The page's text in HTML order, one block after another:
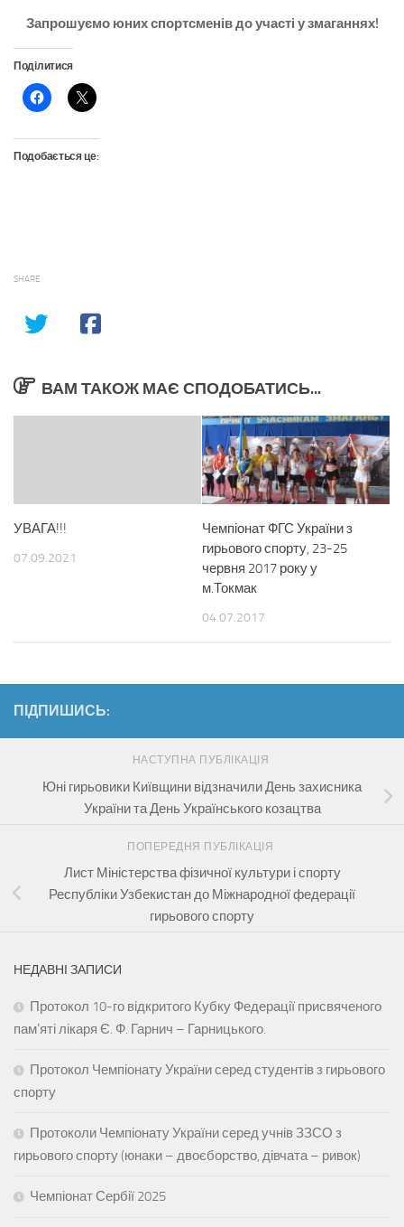
Запрошуємо юних спортсменів до участі у змаганнях!
Поділитися
Подобається це:
SHARE
ВАМ ТАКОЖ МАЄ СПОДОБАТИСЬ...
УВАГА!!!
07.09.2021
Чемпіонат ФГС України з
гирьового спорту, 23-25
червня 2017 року у
м.Токмак
04.07.2017
ПІДПИШИСЬ:
НАСТУПНА ПУБЛІКАЦІЯ
Юні гирьовики Київщини відзначили День захисника
України та День Українського козацтва
ПОПЕРЕДНЯ ПУБЛІКАЦІЯ
Лист Міністерства фізичної культури і спорту
Республіки Узбекистан до Міжнародної федерації
гирьового спорту
НЕДАВНІ ЗАПИСИ
Протокол 10-го відкритого Кубку Федерації присвяченого
памʼяті лікаря Є. Ф. Гарнич – Гарницького.
Протокол Чемпіонату України серед студентів з гирьового
спорту
Протоколи Чемпіонату України серед учнів ЗЗСО з
гирьового спорту (юнаки – двоєборство, дівчата – ривок)
Чемпіонат Сербії 2025